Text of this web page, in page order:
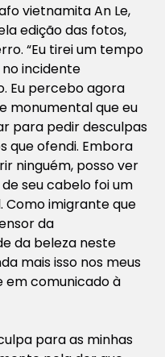
vietnamita An Le,
edição das fotos,
“Eu tirei um tempo
incidente
Eu percebo agora
monumental que eu
para pedir desculpas
que ofendi. Embora
ninguém, posso ver
seu cabelo foi um
Como imigrante que
da
da beleza neste
mais isso nos meus
em comunicado à
para as minhas